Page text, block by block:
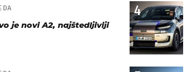
4
je novi A2, najštedljiviji